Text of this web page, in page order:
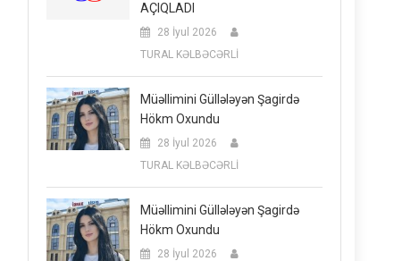
AÇIQLADI
28 İyul 2026
TURAL KƏLBƏCƏRLİ
Müəllimini Güllələyən Şagirdə
Hökm Oxundu
28 İyul 2026
TURAL KƏLBƏCƏRLİ
Müəllimini Güllələyən Şagirdə
Hökm Oxundu
28 İyul 2026